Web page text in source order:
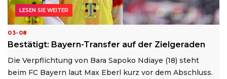
03-08
Bestätigt: Bayern-Transfer auf der Zielgeraden
Die Verpflichtung von Bara Sapoko Ndiaye (18) steht
beim FC Bayern laut Max Eberl kurz vor dem Abschluss.
LESEN SIE WEITER